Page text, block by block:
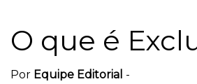
O que é
Por Equipe Editorial -